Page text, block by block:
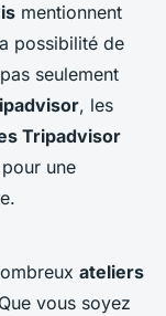
mentionnent
possibilité de
seulement
, les
Tripadvisor
une
ateliers
vous soyez